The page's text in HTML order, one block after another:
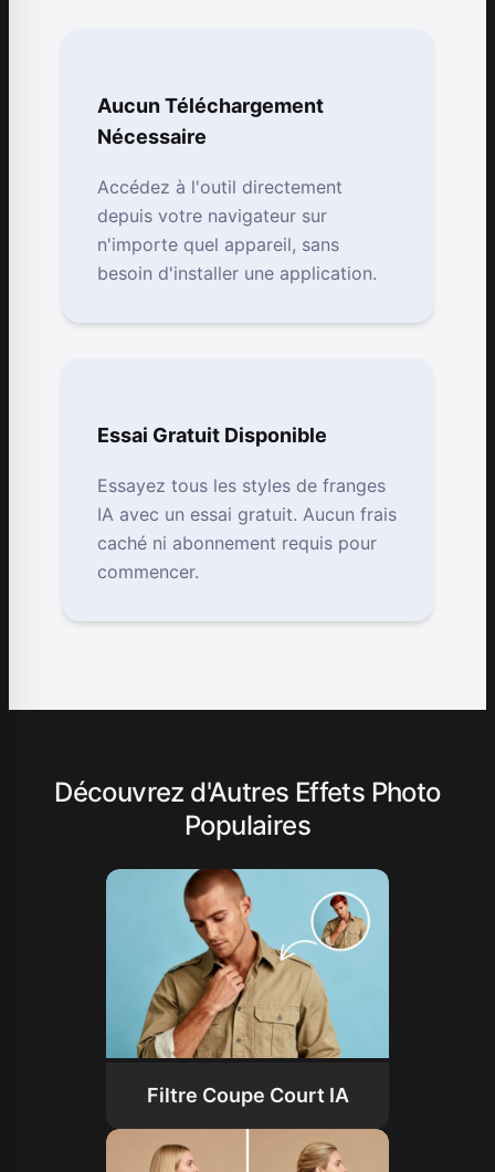
Aucun Téléchargement
Nécessaire
Accédez à l'outil directement
depuis votre navigateur sur
n'importe quel appareil, sans
besoin d'installer une application.
Essai Gratuit Disponible
Essayez tous les styles de franges
IA avec un essai gratuit. Aucun frais
caché ni abonnement requis pour
commencer.
Découvrez d'Autres Effets Photo
Populaires
Filtre Coupe Court IA